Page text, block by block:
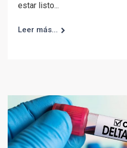
estar listo...
Leer más...